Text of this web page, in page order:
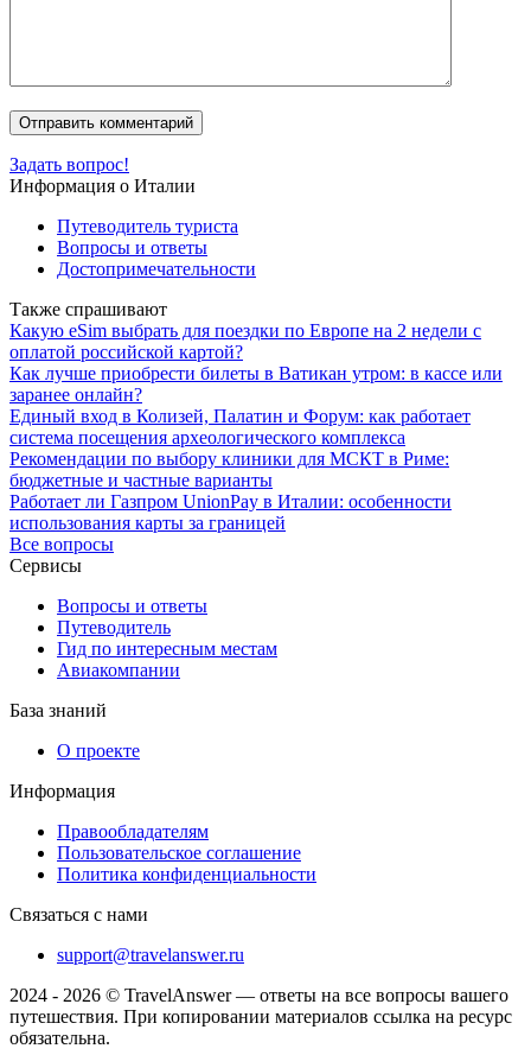
Задать вопрос!
Информация о Италии
Путеводитель туриста
Вопросы и ответы
Достопримечательности
Также спрашивают
Какую eSim выбрать для поездки по Европе на 2 недели с
оплатой российской картой?
Как лучше приобрести билеты в Ватикан утром: в кассе или
заранее онлайн?
Единый вход в Колизей, Палатин и Форум: как работает
система посещения археологического комплекса
Рекомендации по выбору клиники для МСКТ в Риме:
бюджетные и частные варианты
Работает ли Газпром UnionPay в Италии: особенности
использования карты за границей
Все вопросы
Сервисы
Вопросы и ответы
Путеводитель
Гид по интересным местам
Авиакомпании
База знаний
О проекте
Информация
Правообладателям
Пользовательское соглашение
Политика конфиденциальности
Связаться с нами
support@travelanswer.ru
2024 - 2026 © TravelAnswer — ответы на все вопросы вашего
путешествия. При копировании материалов ссылка на ресурс
обязательна.